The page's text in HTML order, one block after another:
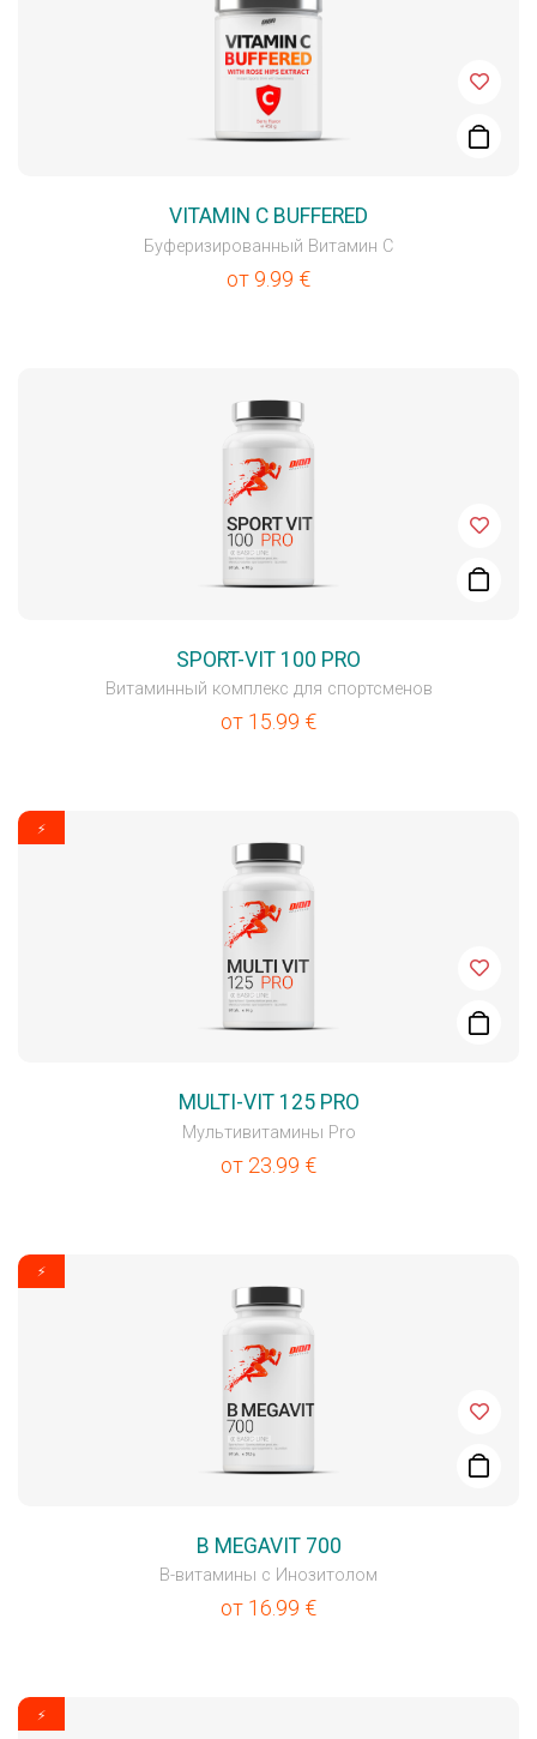
VITAMIN C BUFFERED
Буферизированный Витамин С
от 9.99 €
SPORT-VIT 100 PRO
Витаминный комплекс для спортсменов
от 15.99 €
⚡
MULTI-VIT 125 PRO
Мультивитамины Pro
от 23.99 €
⚡
B MEGAVIT 700
В-витамины с Инозитолом
от 16.99 €
⚡